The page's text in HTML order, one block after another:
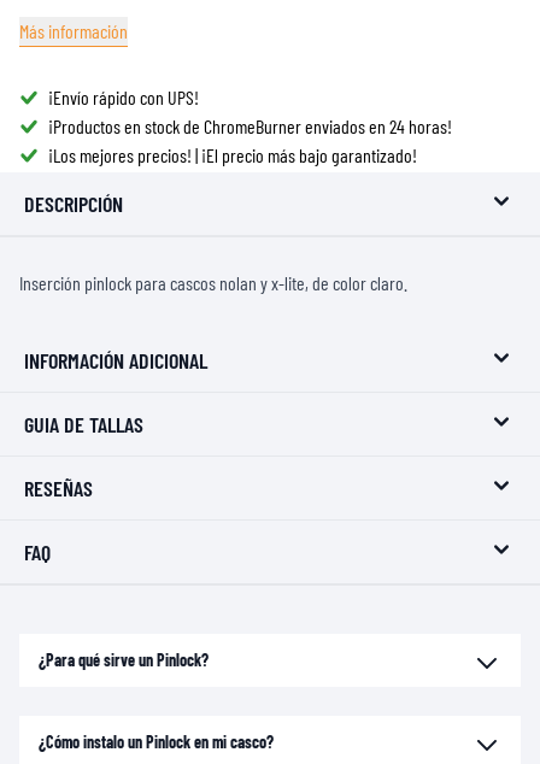
Más información
¡Envío rápido con UPS!
¡Productos en stock de ChromeBurner enviados en 24 horas!
¡Los mejores precios! | ¡El precio más bajo garantizado!
DESCRIPCIÓN
Inserción pinlock para cascos nolan y x-lite, de color claro.
INFORMACIÓN ADICIONAL
GUIA DE TALLAS
RESEÑAS
FAQ
¿Para qué sirve un Pinlock?
¿Cómo instalo un Pinlock en mi casco?